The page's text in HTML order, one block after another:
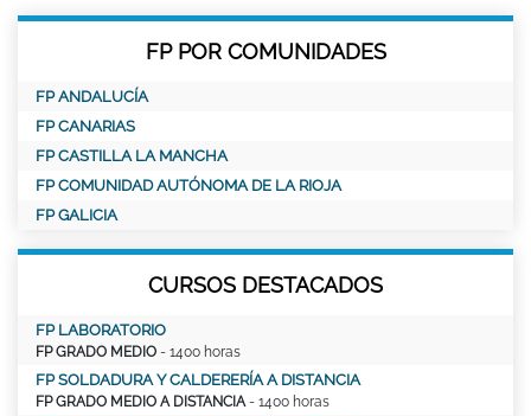
FP POR COMUNIDADES
FP ANDALUCÍA
FP CANARIAS
FP CASTILLA LA MANCHA
FP COMUNIDAD AUTÓNOMA DE LA RIOJA
FP GALICIA
CURSOS DESTACADOS
FP LABORATORIO
FP GRADO MEDIO - 1400 horas
FP SOLDADURA Y CALDERERÍA A DISTANCIA
FP GRADO MEDIO A DISTANCIA - 1400 horas